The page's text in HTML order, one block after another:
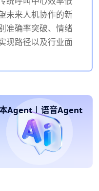
未来人机协作的新
准确率突破、情绪
现路径以及行业面
Agent | 语音Agent